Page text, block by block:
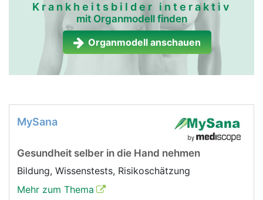
Krankheitsbilder interaktiv
mit Organmodell finden
Organmodell anschauen
MySana
Gesundheit selber in die Hand nehmen
Bildung, Wissenstests, Risikoschätzung
Mehr zum Thema